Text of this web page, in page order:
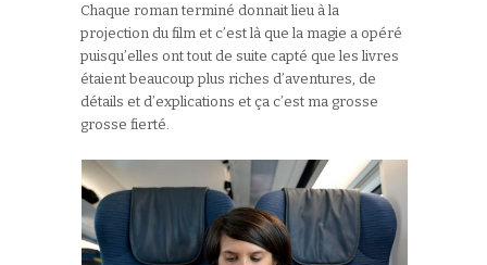
Chaque roman terminé donnait lieu à la
projection du film et c’est là que la magie a opéré
puisqu’elles ont tout de suite capté que les livres
étaient beaucoup plus riches d’aventures, de
détails et d’explications et ça c’est ma grosse
grosse fierté.